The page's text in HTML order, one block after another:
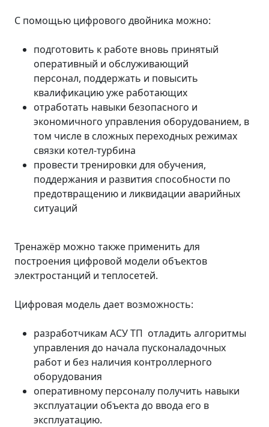
С помощью цифрового двойника можно:
подготовить к работе вновь принятый
оперативный и обслуживающий
персонал, поддержать и повысить
квалификацию уже работающих
отработать навыки безопасного и
экономичного управления оборудованием, в
том числе в сложных переходных режимах
связки котел-турбина
провести тренировки для обучения,
поддержания и развития способности по
предотвращению и ликвидации аварийных
ситуаций
Тренажёр можно также применить для
построения цифровой модели объектов
электростанций и теплосетей.
Цифровая модель дает возможность:
разработчикам АСУ ТП отладить алгоритмы
управления до начала пусконаладочных
работ и без наличия контроллерного
оборудования
оперативному персоналу получить навыки
эксплуатации объекта до ввода его в
эксплуатацию.